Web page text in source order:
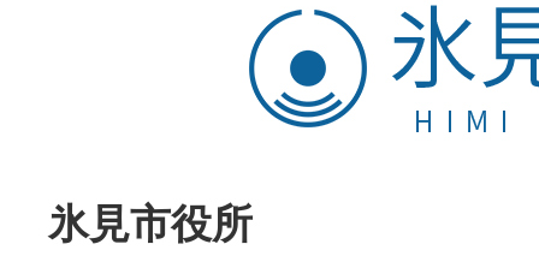
氷
見
市
氷見市役所